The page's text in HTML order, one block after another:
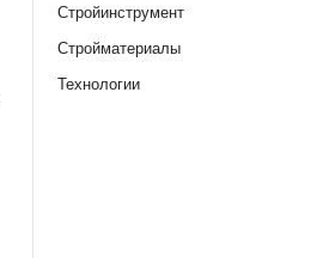
Стройинструмент
Стройматериалы
Технологии